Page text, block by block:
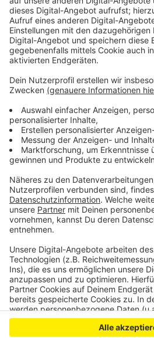
Anzeige
mitgenommen und eine
Entsorgung eingeschaltet. Die
jetzt der Steuerzahler tragen.
Glücklicherweise seien alle
sagt der Stadtsprecher.
Vergangenen Sommer hatten
vier Metallfässer in Zülpich
hatten sich Gefahrenzeichen für
und Wassergefährdung
Anzeige
Anzeige